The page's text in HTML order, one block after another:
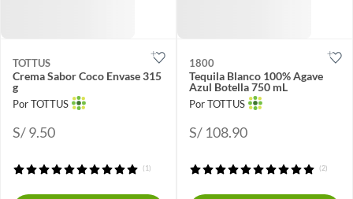
TOTTUS
Crema Sabor Coco Envase 315
g
Por TOTTUS
S/ 9.50
(1)
1800
Tequila Blanco 100% Agave
Azul Botella 750 mL
Por TOTTUS
S/ 108.90
(2)